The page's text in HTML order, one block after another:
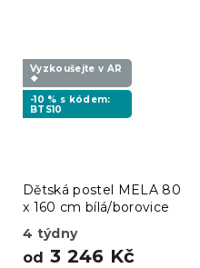
Vyzkoušejte v AR
❖
-10 % s kódem:
BTS10
Dětská postel MELA 80
x 160 cm bílá/borovice
4 týdny
od 3 246 Kč